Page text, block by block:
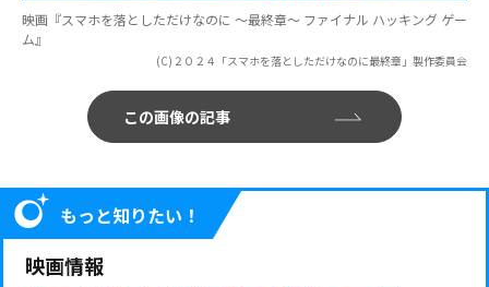
映画『スマホを落としただけなのに ～最終章～ ファイナル ハッキング ゲー
ム』
(C)２０２４「スマホを落としただけなのに最終章」製作委員会
この画像の記事
もっと知りたい！
映画情報